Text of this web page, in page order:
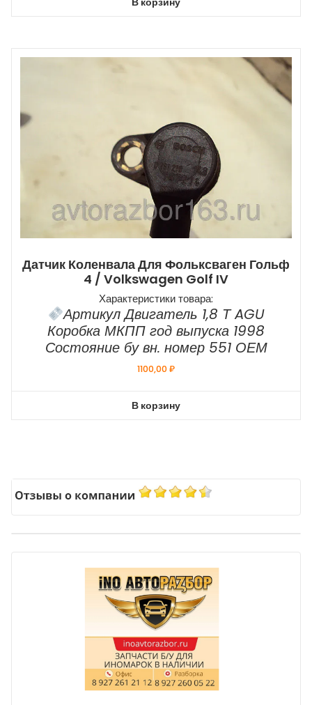
Датчик Коленвала Для Фольксваген Гольф
4 / Volkswagen Golf IV
Характеристики товара:
Артикул Двигатель 1,8 Т AGU
Коробка МКПП год выпуска 1998
Состояние бу вн. номер 551 ОЕМ
1100,00₽
В корзину